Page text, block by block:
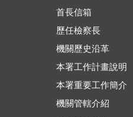
首長信箱
歷任檢察長
機關歷史沿革
本署工作計畫說明
本署重要工作簡介
機關管轄介紹